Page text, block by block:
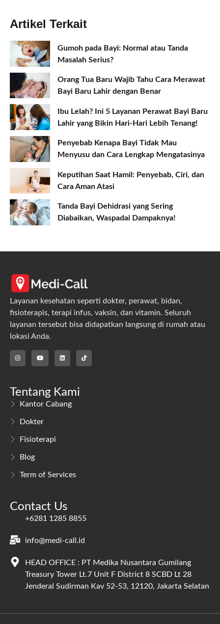
Artikel Terkait
Gumoh pada Bayi: Normal atau Tanda
Masalah Serius?
Orang Tua Baru Wajib Tahu Cara Merawat
Bayi Baru Lahir dengan Benar
Ibu Lelah? Ini 5 Layanan Perawat Bayi Baru
Lahir yang Bikin Hari-Hari Lebih Tenang!
Penyebab Kenapa Bayi Tidak Mau
Menyusu dan Cara Lengkap Mengatasinya
Keputihan Saat Hamil: Penyebab, Ciri, dan
Cara Aman Atasi
Tanda Bayi Dehidrasi yang Sering
Diabaikan, Waspadai Dampaknya!
Layanan kesehatan seperti dokter, perawat, bidan,
fisioterapis, terapi infus, vaksin, dan vitamin. Seluruh
layanan tersebut bisa didapatkan langsung di rumah atau
lokasi Anda.
Tentang Kami
Kantor Cabang
Dokter
Fisioterapi
Blog
Term of Services
Contact Us
+6281 1285 8855
info@medi-call.id
HEAD OFFICE : PT Medika Nusantara Gumilang
Treasury Tower Lt.7 Unit F District 8 SCBD Lt 28
Jenderal Sudirman Kav 52-53, 12120, Jakarta Selatan